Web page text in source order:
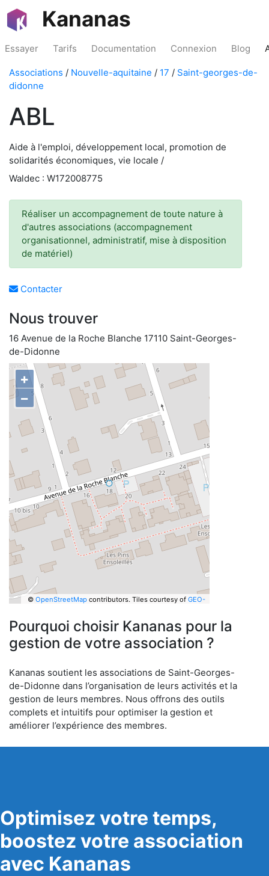
Kananas
Essayer Tarifs Documentation Connexion Blog
Associations / Nouvelle-aquitaine / 17 / Saint-georges-de-
didonne
ABL
Aide à l'emploi, développement local, promotion de
solidarités économiques, vie locale /
Waldec : W172008775
Réaliser un accompagnement de toute nature à
d'autres associations (accompagnement
organisationnel, administratif, mise à disposition
de matériel)
Contacter
Nous trouver
16 Avenue de la Roche Blanche 17110 Saint-Georges-
de-Didonne
+
−
© OpenStreetMapcontributors. Tiles courtesy of GEO-
Pourquoi choisir Kananas pour la
gestion de votre association ?
Kananas soutient les associations de Saint-Georges-
de-Didonne dans l’organisation de leurs activités et la
gestion de leurs membres. Nous offrons des outils
complets et intuitifs pour optimiser la gestion et
améliorer l’expérience des membres.
Optimisez votre temps,
boostez votre association
avec Kananas